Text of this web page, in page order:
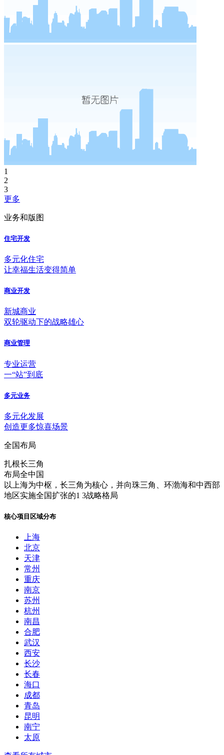
1
2
3
更多
业务和版图
住宅开发
多元化住宅
让幸福生活变得简单
商业开发
新城商业
双轮驱动下的战略雄心
商业管理
专业运营
一“站”到底
多元业务
多元化发展
创造更多惊喜场景
全国布局
扎根长三角
布局全中国
以上海为中枢，长三角为核心，并向珠三角、环渤海和中西部
地区实施全国扩张的1 3战略格局
核心项目区域分布
上海
北京
天津
常州
重庆
南京
苏州
杭州
南昌
合肥
武汉
西安
长沙
长春
海口
成都
青岛
昆明
南宁
太原